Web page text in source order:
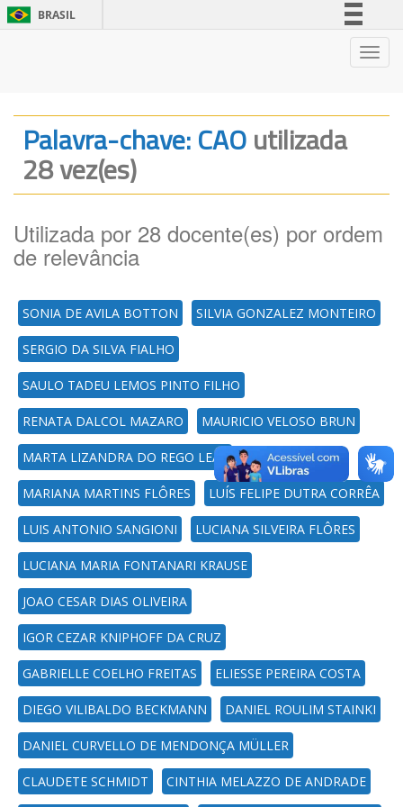
BRASIL
Legislação
Palavra-chave: CAOutilizada
28 vez(es)
Utilizada por 28 docente(es) por ordem
de relevância
SONIA DE AVILA BOTTON SILVIA GONZALEZ MONTEIRO
SERGIO DA SILVA FIALHO
SAULO TADEU LEMOS PINTO FILHO
RENATA DALCOL MAZARO MAURICIO VELOSO BRUN
MARTA LIZANDRA DO REGO LEAL
MARIANA MARTINS FLÔRES LUÍS FELIPE DUTRA CORRÊA
LUIS ANTONIO SANGIONI LUCIANA SILVEIRA FLÔRES
LUCIANA MARIA FONTANARI KRAUSE
JOAO CESAR DIAS OLIVEIRA
IGOR CEZAR KNIPHOFF DA CRUZ
GABRIELLE COELHO FREITAS ELIESSE PEREIRA COSTA
DIEGO VILIBALDO BECKMANN DANIEL ROULIM STAINKI
DANIEL CURVELLO DE MENDONÇA MÜLLER
CLAUDETE SCHMIDT CINTHIA MELAZZO DE ANDRADE